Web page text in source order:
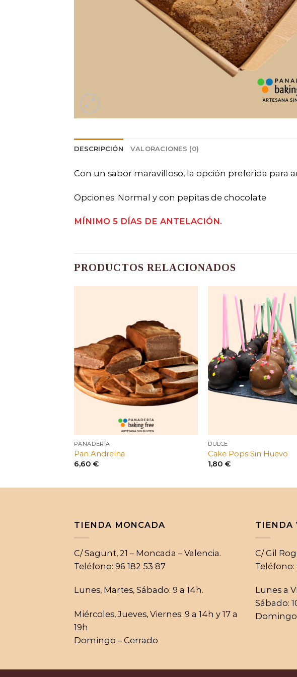
DESCRIPCIÓN VALORACIONES (0)
Con un sabor maravilloso, la opción preferida para
Opciones: Normal y con pepitas de chocolate
MÍNIMO 5 DÍAS DE ANTELACIÓN.
PRODUCTOS RELACIONADOS
PANADERÍA
Pan Andreína
6,60 €
DULCE
Cake Pops Sin Huevo
1,80 €
TIENDA MONCADA
C/ Sagunt, 21 – Moncada – Valencia.
Teléfono: 96 182 53 87
Lunes, Martes, Sábado: 9 a 14h.
Miércoles, Jueves, Viernes: 9 a 14h y 17 a
19h
Domingo – Cerrado
TIENDA
C/ Gil
Teléfono:
Lunes a
Sábado: